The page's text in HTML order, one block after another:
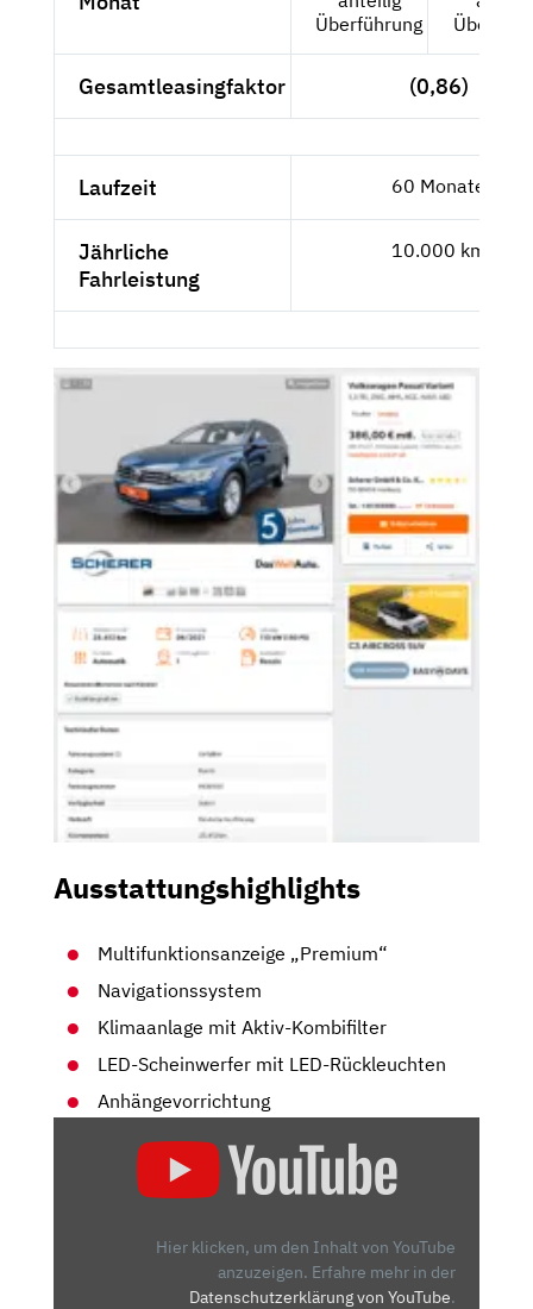
Überführung
Gesamtleasingfaktor (0,86)
Laufzeit 60 Monate
Jährliche
Fahrleistung
10.000 km
Ausstattungshighlights
Multifunktionsanzeige „Premium“
Navigationssystem
Klimaanlage mit Aktiv-Kombifilter
LED-Scheinwerfer mit LED-Rückleuchten
Anhängevorrichtung
Hier klicken, um den Inhalt von YouTube
anzuzeigen. Erfahre mehr in der
Datenschutzerklärung von YouTube.